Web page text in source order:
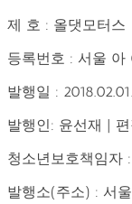
제 호 : 올댓모터스
등록번호 : 서울
발행일 : 2018.02.01.
발행인: 윤선재 |
청소년보호책임자
발행소(주소) : 서